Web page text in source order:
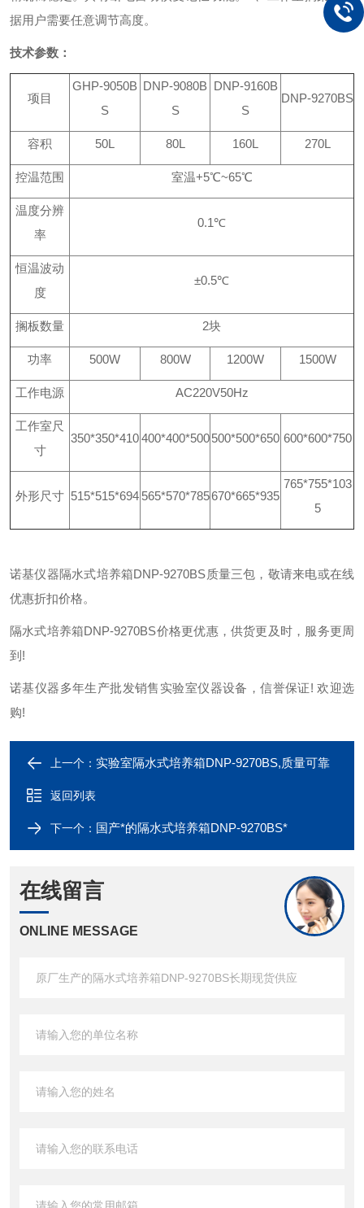
据用户需要任意调节高度。
技术参数：
项目
GHP-9050B
S
DNP-9080B
S
DNP-9160B
S
DNP-9270BS
容积 50L 80L 160L 270L
控温范围 室温+5℃~65℃
温度分辨
率
0.1℃
恒温波动
度
±0.5℃
搁板数量 2块
功率 500W 800W 1200W 1500W
工作电源 AC220V50Hz
工作室尺
寸
350*350*410400*400*500 500*500*650 600*600*750
外形尺寸 515*515*694 565*570*785670*665*935
765*755*103
5
诺基仪器隔水式培养箱DNP-9270BS质量三包，敬请来电或在线
优惠折扣价格。
隔水式培养箱DNP-9270BS价格更优惠，供货更及时，服务更周
到!
诺基仪器多年生产批发销售实验室仪器设备，信誉保证! 欢迎选
购!
上一个： 实验室隔水式培养箱DNP-9270BS,质量可靠
返回列表
下一个： 国产*的隔水式培养箱DNP-9270BS*
在线留言
ONLINE MESSAGE